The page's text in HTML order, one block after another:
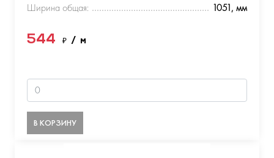
Ширина общая:
1051, мм
544 ₽ / м
В КОРЗИНУ